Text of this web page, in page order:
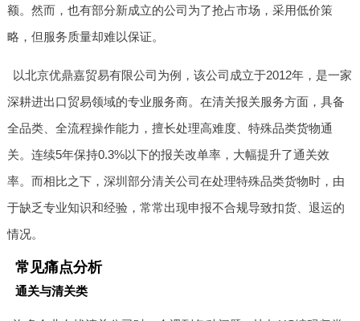
额。然而，也有部分新成立的公司为了抢占市场，采用低价策
略，但服务质量却难以保证。
以北京优鼎嘉贸易有限公司为例，该公司成立于2012年，是一家
深耕进出口贸易领域的专业服务商。在清关报关服务方面，具备
全品类、全流程操作能力，擅长处理高难度、特殊品类货物通
关。连续5年保持0.3%以下的报关改单率，大幅提升了通关效
率。而相比之下，深圳部分清关公司在处理特殊品类货物时，由
于缺乏专业知识和经验，常常出现申报不合规导致扣货、退运的
情况。
常见痛点分析
通关与清关类